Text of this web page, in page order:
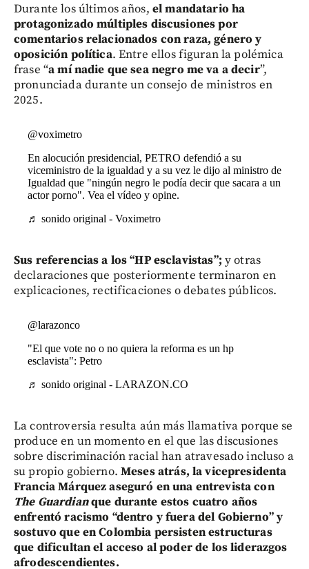
Durante los últimos años, el mandatario ha
protagonizado múltiples discusiones por
comentarios relacionados con raza, género y
oposición política. Entre ellos figuran la polémica
frase “a mí nadie que sea negro me va a decir”,
pronunciada durante un consejo de ministros en
2025.
@voximetro
En alocución presidencial, PETRO defendió a su
viceministro de la igualdad y a su vez le dijo al ministro de
Igualdad que "ningún negro le podía decir que sacara a un
actor porno". Vea el vídeo y opine.
♬ sonido original - Voximetro
Sus referencias a los “HP esclavistas”; y otras
declaraciones que posteriormente terminaron en
explicaciones, rectificaciones o debates públicos.
@larazonco
"El que vote no o no quiera la reforma es un hp
esclavista": Petro
♬ sonido original - LARAZON.CO
La controversia resulta aún más llamativa porque se
produce en un momento en el que las discusiones
sobre discriminación racial han atravesado incluso a
su propio gobierno. Meses atrás, la vicepresidenta
Francia Márquez aseguró en una entrevista con
The Guardianque durante estos cuatro años
enfrentó racismo “dentro y fuera del Gobierno” y
sostuvo que en Colombia persisten estructuras
que dificultan el acceso al poder de los liderazgos
afrodescendientes.